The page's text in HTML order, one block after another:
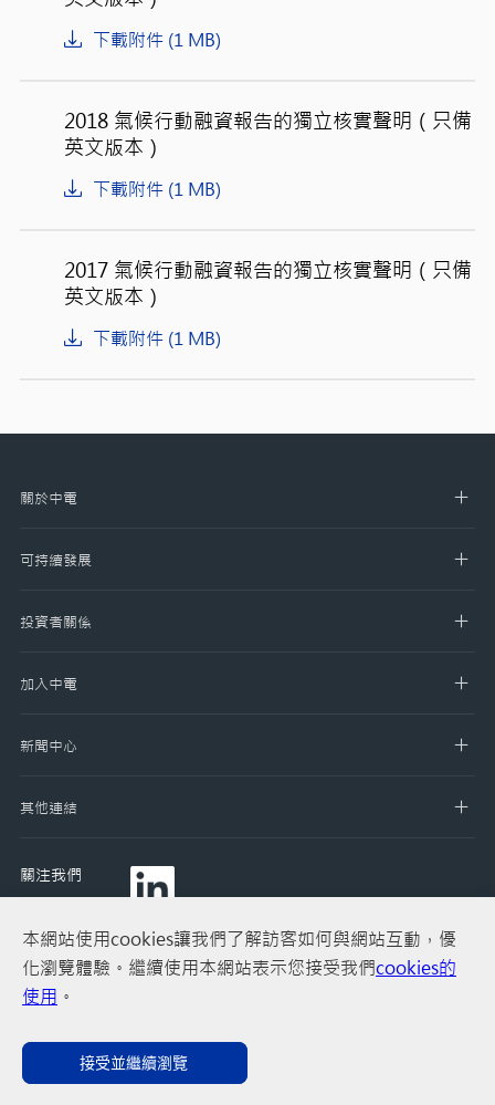
本網站使用cookies讓我們了解訪客如何與網站互動，優
化瀏覽體驗。繼續使用本網站表示您接受我們cookies的
使用 。
接受並繼續瀏覽
下載附件 (1 MB)
2018 氣候行動融資報告的獨立核實聲明（只備
英文版本）
下載附件 (1 MB)
2017 氣候行動融資報告的獨立核實聲明（只備
英文版本）
下載附件 (1 MB)
關於中電
可持續發展
投資者關係
加入中電
新聞中心
其他連結
關注我們
網站使用條款 網站上使用的「Cookies」
聯絡我們